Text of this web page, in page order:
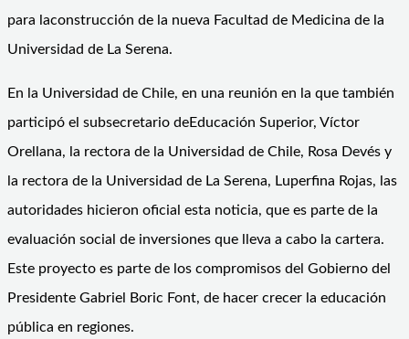
para laconstrucción de la nueva Facultad de Medicina de la
Universidad de La Serena.
En la Universidad de Chile, en una reunión en la que también
participó el subsecretario deEducación Superior, Víctor
Orellana, la rectora de la Universidad de Chile, Rosa Devés y
la rectora de la Universidad de La Serena, Luperfina Rojas, las
autoridades hicieron oficial esta noticia, que es parte de la
evaluación social de inversiones que lleva a cabo la cartera.
Este proyecto es parte de los compromisos del Gobierno del
Presidente Gabriel Boric Font, de hacer crecer la educación
pública en regiones.